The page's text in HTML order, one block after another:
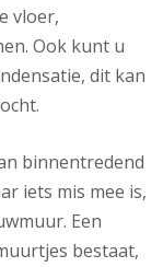
vloer,
Ook kunt u
dit kan
binnentredend
iets mis mee is,
Een
bestaat,